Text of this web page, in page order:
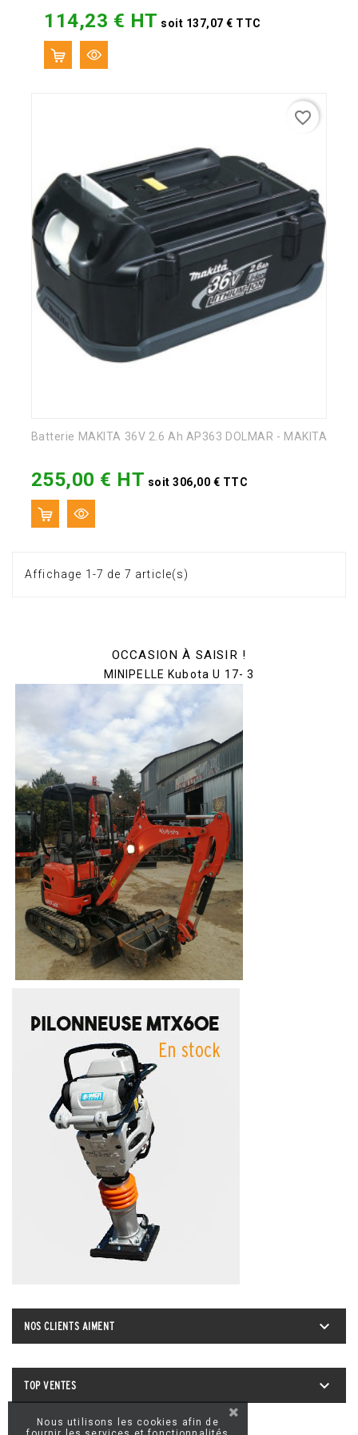
114,23 € HT soit 137,07 € TTC
Batterie MAKITA 36V 2.6 Ah AP363 DOLMAR - MAKITA
255,00 € HT soit 306,00 € TTC
favorite_border
Affichage 1-7 de 7 article(s)
OCCASION À SAISIR !
MINIPELLE Kubota U 17- 3
NOS CLIENTS AIMENT 
TOP VENTES 
Nous utilisons les cookies afin de